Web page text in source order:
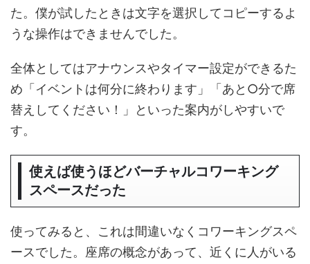
た。僕が試したときは文字を選択してコピーするよ
うな操作はできませんでした。
全体としてはアナウンスやタイマー設定ができるた
め「イベントは何分に終わります」「あと○分で席
替えしてください！」といった案内がしやすいで
す。
使えば使うほどバーチャルコワーキング
スペースだった
使ってみると、これは間違いなくコワーキングスペ
ースでした。座席の概念があって、近くに人がいる